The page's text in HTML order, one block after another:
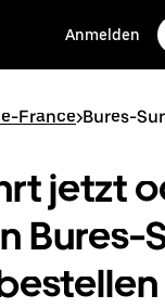
Anmelden
France>Bures-
jetzt
Bures-